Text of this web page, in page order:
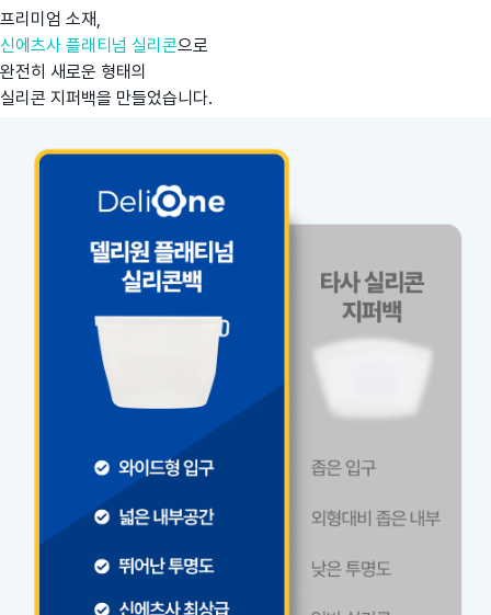
프리미엄 소재,
신에츠사 플래티넘 실리콘으로
완전히 새로운 형태의
실리콘 지퍼백을 만들었습니다.